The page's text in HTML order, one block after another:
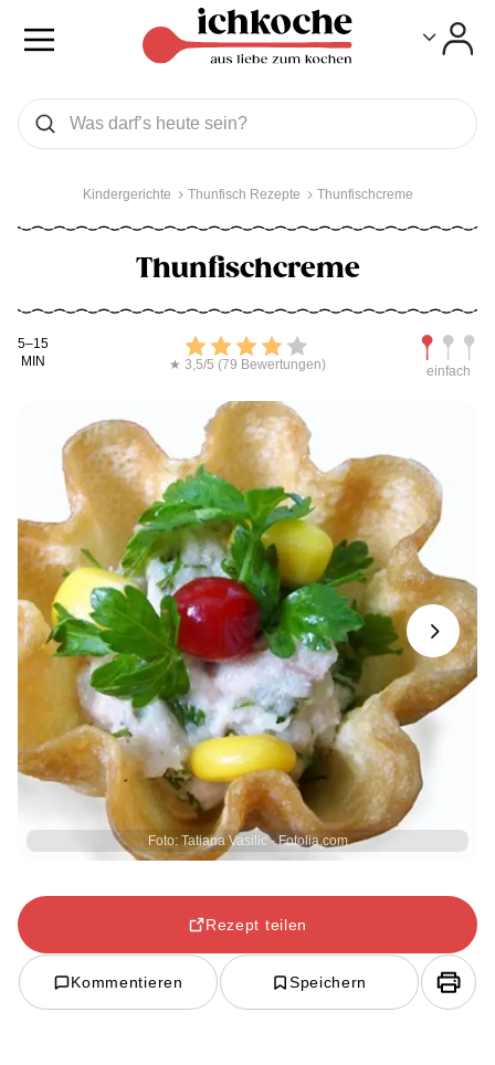
Was wollen Sie suchen
Suchen
Kindergerichte Thunfisch Rezepte Thunfischcreme
Thunfischcreme
Kochdauer
5–15
MIN
Bewerten
★ 3,5/5 (79 Bewertungen) einfach
Foto: Tatiana Vasilic - Fotolia.com
Next
Rezept teilen
Kommentieren Speichern